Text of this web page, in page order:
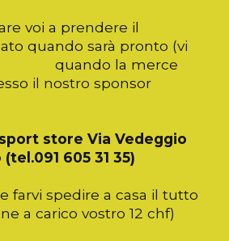
voi a prendere il
quando sarà pronto (vi
quando la merce
il nostro sponsor
store Via Vedeggio
605 31 35)
spedire a casa il tutto
a carico vostro 12 chf)